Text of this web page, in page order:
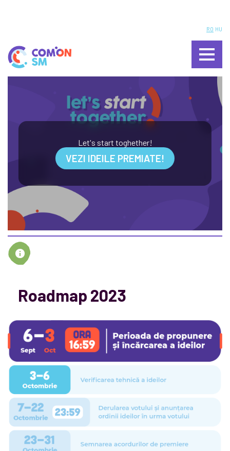
RO HU
INIȚIATORI ȘI PARTENERI
CALENDAR
FACILITATORI
CONTACT
VEZI IDEILE PREMIATE
Let's start toghether!
VEZI IDEILE PREMIATE!
Roadmap 2023